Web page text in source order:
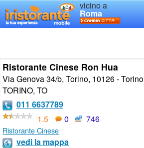
vicino a
Roma
Ristorante Cinese Ron Hua
Via Genova 34/b, Torino, 10126 - Torino
TORINO, TO
011 6637789
1.5
0 746
Ristorante Cinese
vedi la mappa